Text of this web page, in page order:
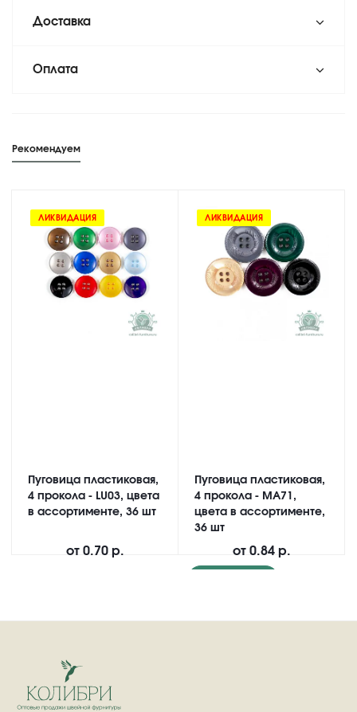
Доставка
Оплата
Рекомендуем
ЛИКВИДАЦИЯ
Пуговица пластиковая,
4 прокола - LU03, цвета
в ассортименте, 36 шт
от 0.70 р.
ЛИКВИДАЦИЯ
Пуговица пластиковая,
4 прокола - MA71,
цвета в ассортименте,
36 шт
от 0.84 р.